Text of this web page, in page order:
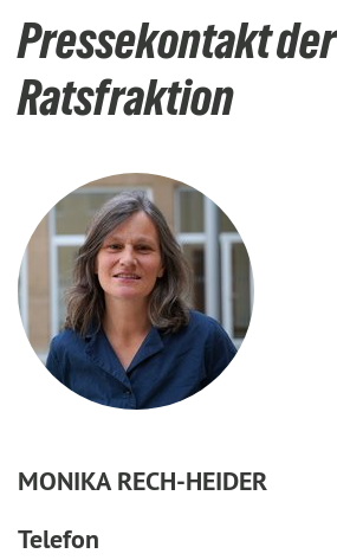
Pressekontakt der
Ratsfraktion
MONIKA RECH-HEIDER
Telefon